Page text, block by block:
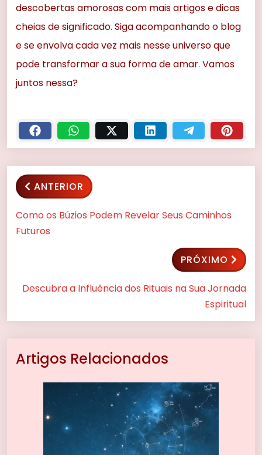
descobertas amorosas com mais artigos e dicas
cheias de significado. Siga acompanhando o blog
e se envolva cada vez mais nesse universo que
pode transformar a sua forma de amar. Vamos
juntos nessa?
ANTERIOR
Como os Búzios Podem Revelar Seus Caminhos
Futuros
PRÓXIMO
Descubra a Influência dos Rituais na Sua Jornada
Espiritual
Artigos Relacionados